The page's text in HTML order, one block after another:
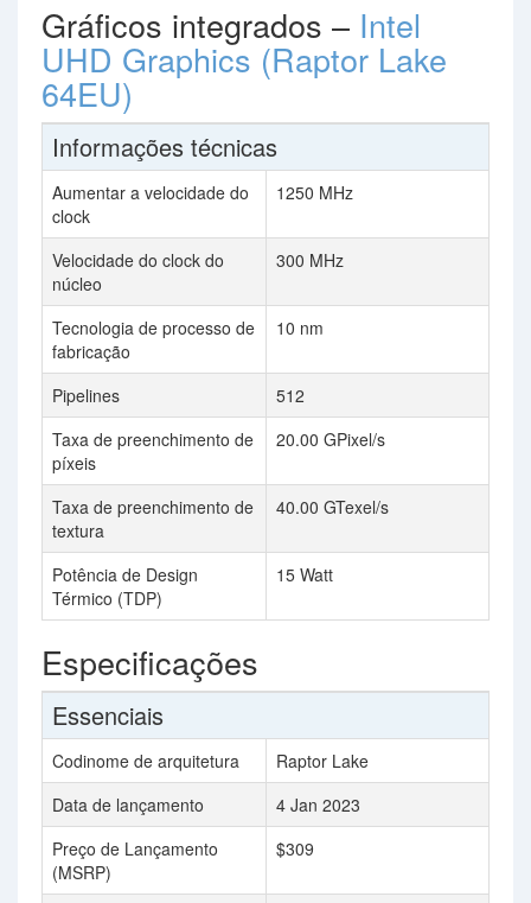
Gráficos integrados – Intel
UHD Graphics (Raptor Lake
64EU)
Informações técnicas
Aumentar a velocidade do
clock
1250 MHz
Velocidade do clock do
núcleo
300 MHz
Tecnologia de processo de
fabricação
10 nm
Pipelines
512
Taxa de preenchimento de
píxeis
20.00 GPixel/s
Taxa de preenchimento de
textura
40.00 GTexel/s
Potência de Design
Térmico (TDP)
15 Watt
Especificações
Essenciais
Codinome de arquitetura
Raptor Lake
Data de lançamento
4 Jan 2023
Preço de Lançamento
(MSRP)
$309